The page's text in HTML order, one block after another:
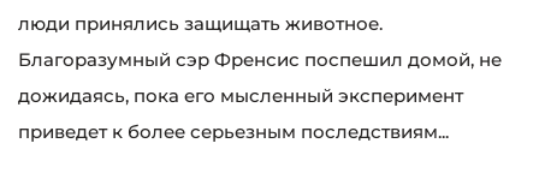
люди принялись защищать животное.
Благоразумный сэр Френсис поспешил домой, не
дожидаясь, пока его мысленный эксперимент
приведет к более серьезным последствиям...